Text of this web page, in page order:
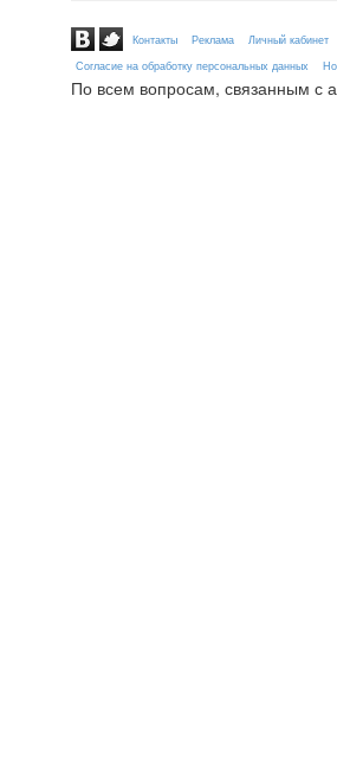
Контакты Реклама Личный кабинет
Согласие на обработку персональных данных
По всем вопросам, связанным с